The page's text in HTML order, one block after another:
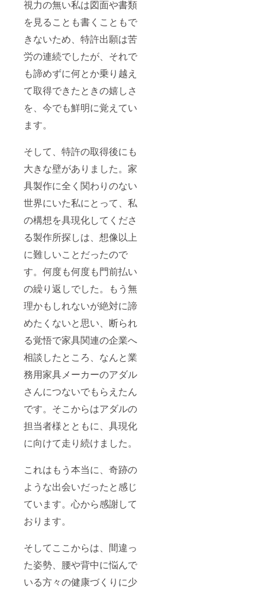
視力の無い私は図面や書類
を見ることも書くこともで
きないため、特許出願は苦
労の連続でしたが、それで
も諦めずに何とか乗り越え
て取得できたときの嬉しさ
を、今でも鮮明に覚えてい
ます。
そして、特許の取得後にも
大きな壁がありました。家
具製作に全く関わりのない
世界にいた私にとって、私
の構想を具現化してくださ
る製作所探しは、想像以上
に難しいことだったので
す。何度も何度も門前払い
の繰り返しでした。もう無
理かもしれないが絶対に諦
めたくないと思い、断られ
る覚悟で家具関連の企業へ
相談したところ、なんと業
務用家具メーカーのアダル
さんにつないでもらえたん
です。そこからはアダルの
担当者様とともに、具現化
に向けて走り続けました。
これはもう本当に、奇跡の
ような出会いだったと感じ
ています。心から感謝して
おります。
そしてここからは、間違っ
た姿勢、腰や背中に悩んで
いる方々の健康づくりに少